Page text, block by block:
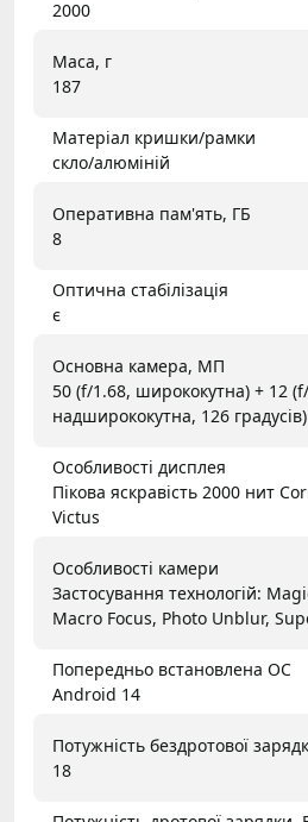
2000
Маса, г
187
Матеріал кришки/рамки
скло/алюміній
Оперативна пам'ять, ГБ
8
Оптична стабілізація
є
Основна камера, МП
50 (f/1.68, ширококутна) + 12
надширококутна, 126 градусів)
Особливості дисплея
Пікова яскравість 2000 нит
Victus
Особливості камери
Застосування технологій:
Macro Focus, Photo Unblur,
Попередньо встановлена ОС
Android 14
Потужність бездротової
18